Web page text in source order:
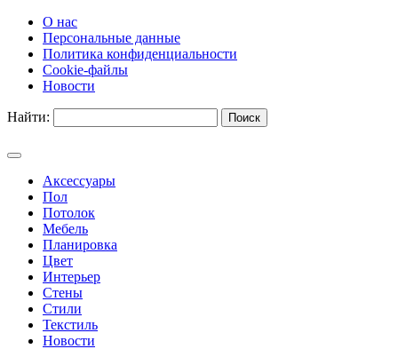
О нас
Персональные данные
Политика конфиденциальности
Cookie-файлы
Новости
Найти:
Аксессуары
Пол
Потолок
Мебель
Планировка
Цвет
Интерьер
Стены
Стили
Текстиль
Новости